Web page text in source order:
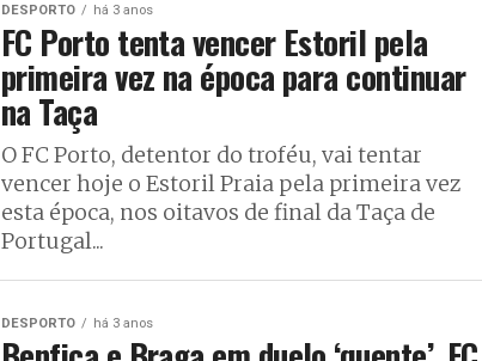
DESPORTO há 3 anos
FC Porto tenta vencer Estoril pela
primeira vez na época para continuar
na Taça
O FC Porto, detentor do troféu, vai tentar
vencer hoje o Estoril Praia pela primeira vez
esta época, nos oitavos de final da Taça de
Portugal...
DESPORTO há 3 anos